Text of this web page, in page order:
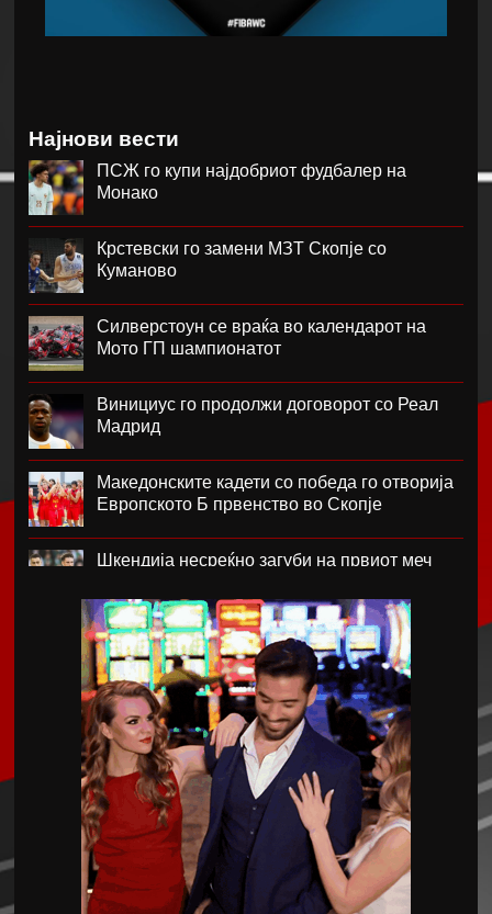
Најнови вести
ПСЖ го купи најдобриот фудбалер на
Монако
Крстевски го замени МЗТ Скопје со
Куманово
Силверстоун се враќа во календарот на
Мото ГП шампионатот
Винициус го продолжи договорот со Реал
Мадрид
Македонските кадети со победа го отворија
Европското Б првенство во Скопје
Шкендија несреќно загуби на првиот меч
Реал го официјализира рекордниот
трансфер на Диоманде
Томас Волкап преговара со Дубаи
Перишиќ дал согласност за враќање во
Интер
Лусаил го претстави Георг Стојановски